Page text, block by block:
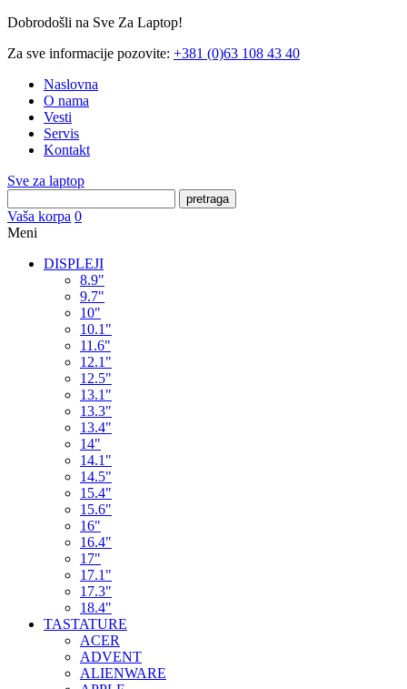
Dobrodošli na Sve Za Laptop!
Za sve informacije pozovite: +381 (0)63 108 43 40
Naslovna
O nama
Vesti
Servis
Kontakt
Sve za laptop
pretraga
Vaša korpa 0
Meni
DISPLEJI
8.9"
9.7"
10"
10.1"
11.6"
12.1"
12.5"
13.1"
13.3"
13.4"
14"
14.1"
14.5"
15.4"
15.6"
16"
16.4"
17"
17.1"
17.3"
18.4"
TASTATURE
ACER
ADVENT
ALIENWARE